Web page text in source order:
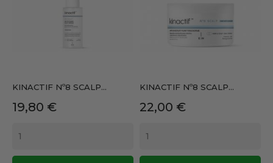
KINACTIF Nº8 SCALP...
Precio
19,80 €
KINACTIF Nº8 SCALP...
Precio
22,00 €